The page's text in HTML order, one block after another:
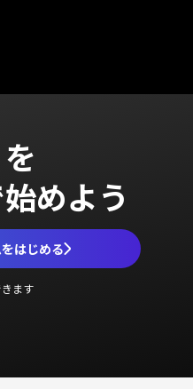
めよう
はじめる
ます